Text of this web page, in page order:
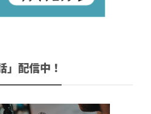
」配信中！